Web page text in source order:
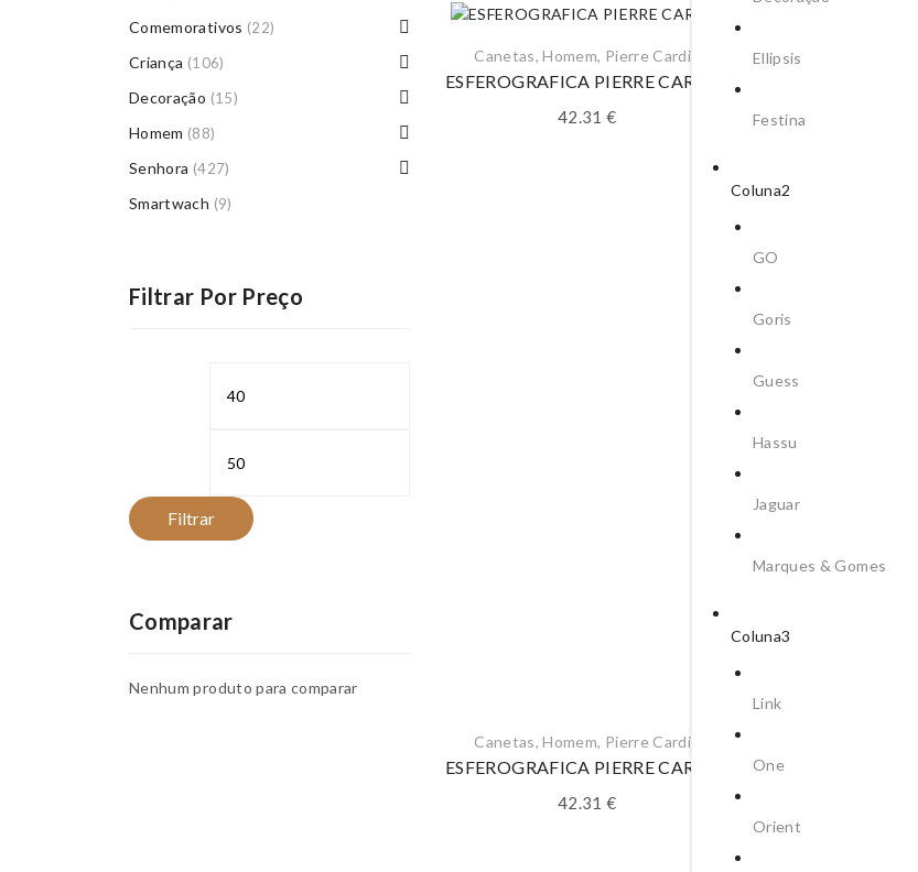
Ellipsis
Festina
Coluna2
GO
Goris
Guess
Hassu
Jaguar
Marques & Gomes
Coluna3
Link
One
Orient
Canetas,Homem, Pierre Cardin
ESFEROGRAFICA PIERRE CARDIN
42.31€
Canetas
Canetas,Homem, Pierre Cardin
ESFEROGRAFICA PIERRE CARDIN
42.31€
ESFEROGRAFICA
Comemorativos (22)
Criança (106)
Decoração (15)
Homem (88)
Senhora (427)
Smartwach (9)
Filtrar Por Preço
Filtrar
Comparar
Nenhum produto para comparar